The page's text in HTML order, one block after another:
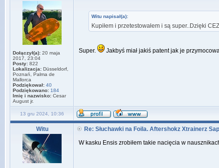
Dołączył(a): 20 maja
2017, 23:04
Posty: 822
Lokalizacja: Düsseldorf,
Poznań, Palma de
Mallorca
Podziękował: 40
Podziękowano: 184
Imię i nazwisko: Cesar
August jr.
Witu napisał(a):
Kupiłem i przetestowałem i są super..Dzięki
Super. Jakbyś miał jakiś patent jak je
13 gru 2024, 10:36
Witu
Re: Słuchawki na Foila. Aftershokz Xtrainerz
W kasku Ensis zrobiłem takie nacięcia w